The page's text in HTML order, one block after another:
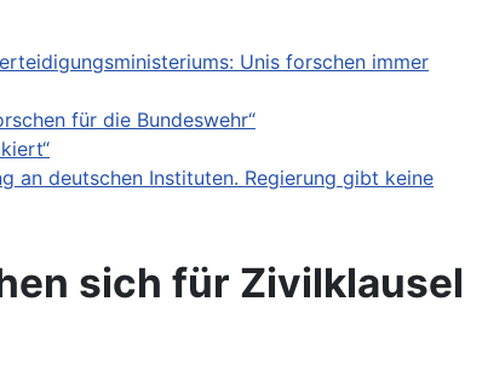
Unis forschen immer
für die Bundeswehr“
an deutschen Instituten. Regierung gibt keine
sich für Zivilklausel